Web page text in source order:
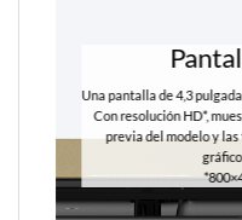
Una pantalla de 4,3
Con resolución HD*,
previa del modelo y